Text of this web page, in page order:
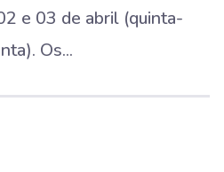
e 03 de abril (quinta-
Os...